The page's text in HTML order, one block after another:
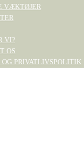
VÆKTØJER
VI?
OS
OG PRIVATLIVSPOLITIK